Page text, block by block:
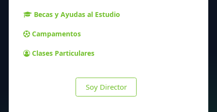
Becas y Ayudas al Estudio
Campamentos
Clases Particulares
Soy Director